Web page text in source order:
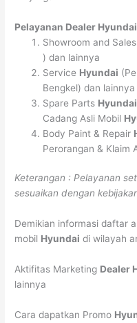
Pelayanan Dealer
Showroom and Sales
) dan lainnya
Service Hyundai
Bengkel) dan lainnya
Spare Parts Hyundai
Cadang Asli Mobil
Body Paint & Repair
Perorangan & Klaim
Keterangan : Pelayanan
sesuaikan dengan
Demikian informasi daftar
mobil Hyundai di wilayah
Aktifitas Marketing Dealer
lainnya
Cara dapatkan Promo